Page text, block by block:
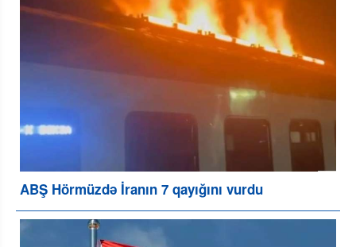
ABŞ Hörmüzdə İranın 7 qayığını vurdu